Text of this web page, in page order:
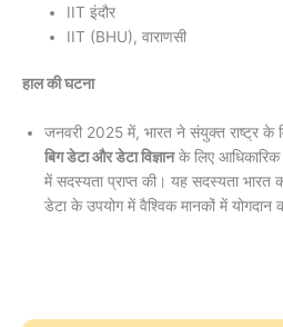
IIT इंदौर
IIT (BHU), वाराणसी
हाल की घटना
जनवरी 2025 में, भारत ने संयुक्त राष्ट्र के
बिग डेटा और डेटा विज्ञानके लिए
में सदस्यता प्राप्त की। यह सदस्यता भारत
डेटा के उपयोग में वैश्विक मानकों में